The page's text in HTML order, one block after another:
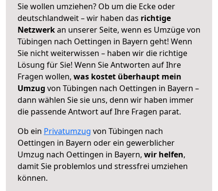
Sie wollen umziehen? Ob um die Ecke oder
deutschlandweit – wir haben das richtige
Netzwerkan unserer Seite, wenn es Umzüge von
Tübingen nach Oettingen in Bayern geht! Wenn
Sie nicht weiterwissen – haben wir die richtige
Lösung für Sie! Wenn Sie Antworten auf Ihre
Fragen wollen, was kostet überhaupt mein
Umzug von Tübingen nach Oettingen in Bayern –
dann wählen Sie sie uns, denn wir haben immer
die passende Antwort auf Ihre Fragen parat.
Ob ein Privatumzug von Tübingen nach
Oettingen in Bayern oder ein gewerblicher
Umzug nach Oettingen in Bayern, wir helfen,
damit Sie problemlos und stressfrei umziehen
können.